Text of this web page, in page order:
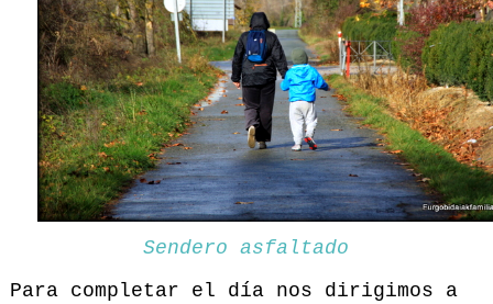
Sendero asfaltado
Para completar el día nos dirigimos a